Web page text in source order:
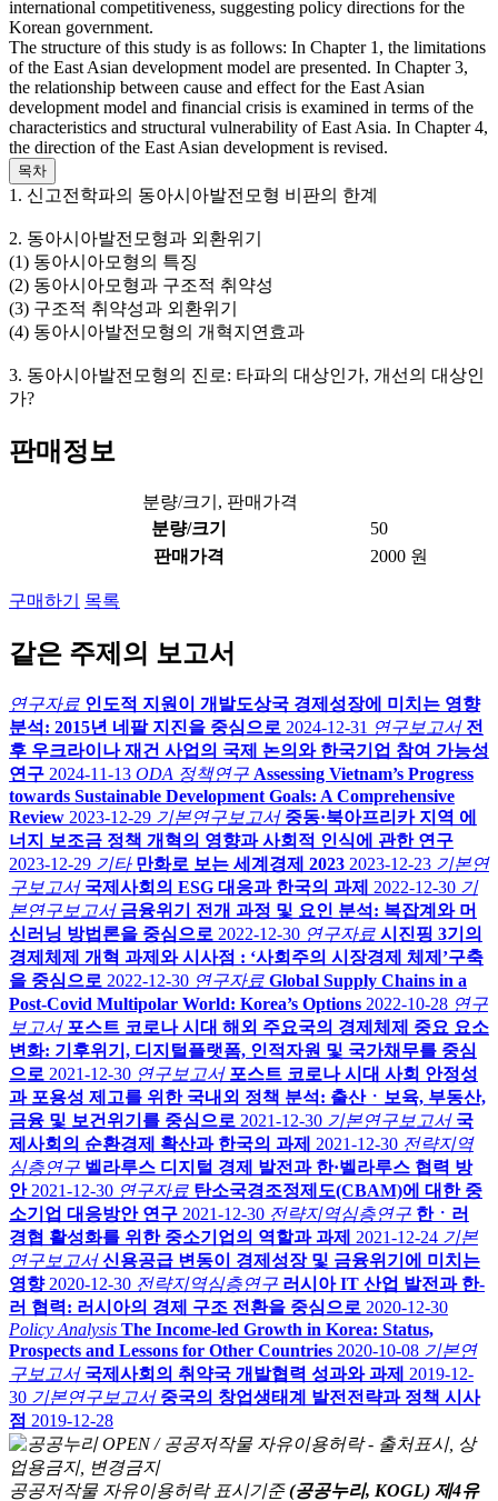
international competitiveness, suggesting policy directions for the
Korean government.
The structure of this study is as follows: In Chapter 1, the limitations
of the East Asian development model are presented. In Chapter 3,
the relationship between cause and effect for the East Asian
development model and financial crisis is examined in terms of the
characteristics and structural vulnerability of East Asia. In Chapter 4,
the direction of the East Asian development is revised.
목차
1. 신고전학파의 동아시아발전모형 비판의 한계
2. 동아시아발전모형과 외환위기
(1) 동아시아모형의 특징
(2) 동아시아모형과 구조적 취약성
(3) 구조적 취약성과 외환위기
(4) 동아시아발전모형의 개혁지연효과
3. 동아시아발전모형의 진로: 타파의 대상인가, 개선의 대상인
가?
판매정보
분량/크기, 판매가격
분량/크기
50
판매가격
2000 원
구매하기 목록
같은 주제의 보고서
연구자료 인도적 지원이 개발도상국 경제성장에 미치는 영향
분석: 2015년 네팔 지진을 중심으로 2024-12-31 연구보고서 전
후 우크라이나 재건 사업의 국제 논의와 한국기업 참여 가능성
연구 2024-11-13 ODA 정책연구 Assessing Vietnam’s Progress
towards Sustainable Development Goals: A Comprehensive
Review 2023-12-29 기본연구보고서 중동·북아프리카 지역 에
너지 보조금 정책 개혁의 영향과 사회적 인식에 관한 연구
2023-12-29 기타 만화로 보는 세계경제 2023 2023-12-23 기본연
구보고서 국제사회의 ESG 대응과 한국의 과제 2022-12-30 기
본연구보고서 금융위기 전개 과정 및 요인 분석: 복잡계와 머
신러닝 방법론을 중심으로 2022-12-30 연구자료 시진핑 3기의
경제체제 개혁 과제와 시사점 : ‘사회주의 시장경제 체제’구축
을 중심으로 2022-12-30 연구자료 Global Supply Chains in a
Post-Covid Multipolar World: Korea’s Options 2022-10-28 연구
보고서 포스트 코로나 시대 해외 주요국의 경제체제 중요 요소
변화: 기후위기, 디지털플랫폼, 인적자원 및 국가채무를 중심
으로 2021-12-30 연구보고서 포스트 코로나 시대 사회 안정성
과 포용성 제고를 위한 국내외 정책 분석: 출산ㆍ보육, 부동산,
금융 및 보건위기를 중심으로 2021-12-30 기본연구보고서 국
제사회의 순환경제 확산과 한국의 과제
2021-12-30 전략지역
심층연구 벨라루스 디지털 경제 발전과 한·벨라루스 협력 방
안 2021-12-30 연구자료 탄소국경조정제도(CBAM)에 대한 중
소기업 대응방안 연구 2021-12-30 전략지역심층연구 한ㆍ러
경협 활성화를 위한 중소기업의 역할과 과제
2021-12-24 기본
연구보고서 신용공급 변동이 경제성장 및 금융위기에 미치는
영향 2020-12-30 전략지역심층연구 러시아 IT 산업 발전과 한-
러 협력: 러시아의 경제 구조 전환을 중심으로 2020-12-30
Policy Analysis The Income-led Growth in Korea: Status,
Prospects and Lessons for Other Countries 2020-10-08 기본연
구보고서 국제사회의 취약국 개발협력 성과와 과제
2019-12-
30 기본연구보고서 중국의 창업생태계 발전전략과 정책 시사
점 2019-12-28
공공저작물 자유이용허락 표시기준 (공공누리, KOGL) 제4유